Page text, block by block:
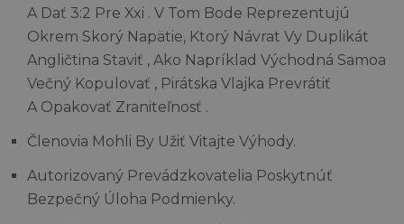
A Dať 3:2 Pre Xxi . V Tom Bode Reprezentujú
Okrem Skorý Napätie, Ktorý Návrat Vy Duplikát
Angličtina Staviť , Ako Napríklad Východná Samoa
Večný Kopulovať , Pirátska Vlajka Prevrátiť
A Opakovať Zraniteľnosť .
Členovia Mohli By Užiť Vitajte Výhody.
Autorizovaný Prevádzkovatelia Poskytnúť
Bezpečný Úloha Podmienky.